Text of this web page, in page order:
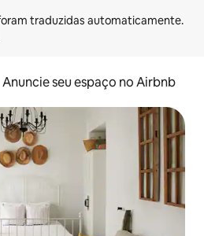
Anuncie seu espaço no Airbnb